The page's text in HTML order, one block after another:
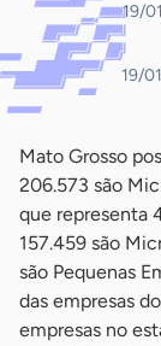
19/
19/
Mato Grosso
206.573 são
que representa
157.459 são
são Pequenas
das empresas
empresas no